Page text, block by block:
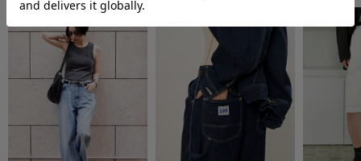
FRAY I.D
フレイアイディー
ファーファー
gelato pique
ジェラート ピケ